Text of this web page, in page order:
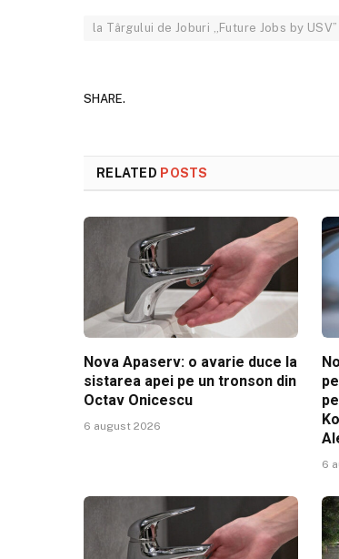
la Târgului de Joburi „Future Jobs by USV”
SHARE.
RELATED POSTS
Nova Apaserv: o avarie duce la
sistarea apei pe un tronson din
Octav Onicescu
6 august 2026
6